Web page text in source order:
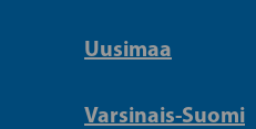
Uusimaa
Varsinais-Suomi